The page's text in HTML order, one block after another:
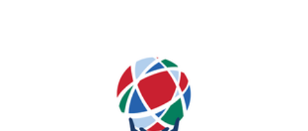
cech infekcji, zgłaszającemu chęć
wizyty u lekarza należy najpierw
udzielić TELEPORADY. Tylko w
sytuacjach kiedy jest to niezbędne,
pacjent powinien zostać umówiony